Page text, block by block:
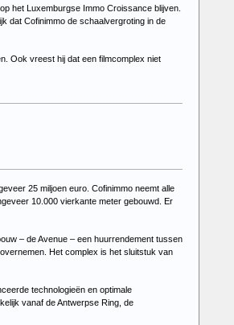
het Luxemburgse Immo Croissance blijven.
dat Cofinimmo de schaalvergroting in de
Ook vreest hij dat een filmcomplex niet
25 miljoen euro. Cofinimmo neemt alle
10.000 vierkante meter gebouwd. Er
– de Avenue – een huurrendement tussen
Het complex is het sluitstuk van
technologieën en optimale
vanaf de Antwerpse Ring, de